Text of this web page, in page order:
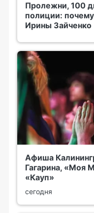
Пролежни, 100
полиции:
Ирины Зайченко
Афиша
Гагарина, «Моя
«Кауп»
сегодня